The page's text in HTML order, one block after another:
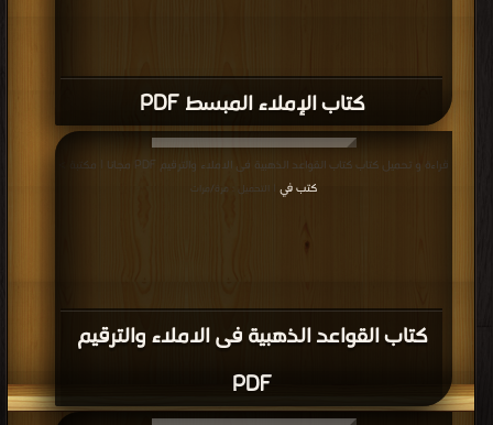
كتاب الإملاء المبسط PDF
كتاب القواعد الذهبية فى الاملاء والترقيم
PDF
قراءة و تحميل كتاب كتاب القواعد الذهبية فى الاملاء والترقيم PDF مجانا | مكتبة >
كتب في
| التحميل : مرة/مرات